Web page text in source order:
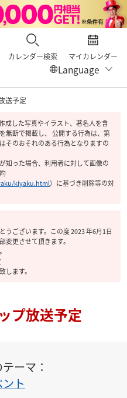
カレンダー検索 マイカレンダー
送予定
成した写真やイラスト、著名人を含
無断で掲載し、 公開する行為は、第
そのおそれのある行為となりますの
知った場合、利用者に対して画像の
kiyaku.html） に基づき削除等の対
うございます。この度 2023 年6月1日
更させて頂きます。
します。
プ放送予定
ーマ：
ト